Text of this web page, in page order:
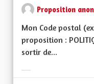
Proposition
Mon Code postal
proposition :
sortir de...